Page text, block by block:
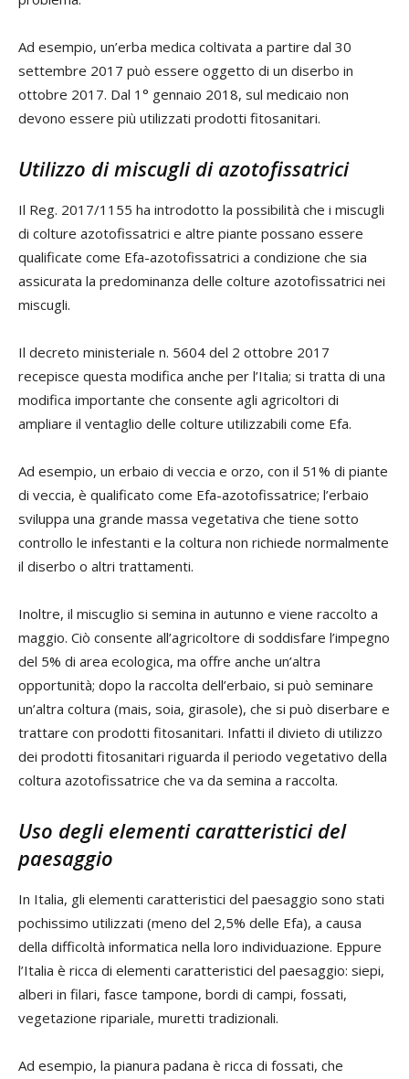
Ad esempio, un’erba medica coltivata a partire dal 30
settembre 2017 può essere oggetto di un diserbo in
ottobre 2017. Dal 1° gennaio 2018, sul medicaio non
devono essere più utilizzati prodotti fitosanitari.
Utilizzo di miscugli di azotofissatrici
Il Reg. 2017/1155 ha introdotto la possibilità che i miscugli
di colture azotofissatrici e altre piante possano essere
qualificate come Efa-azotofissatrici a condizione che sia
assicurata la predominanza delle colture azotofissatrici nei
miscugli.
Il decreto ministeriale n. 5604 del 2 ottobre 2017
recepisce questa modifica anche per l’Italia; si tratta di una
modifica importante che consente agli agricoltori di
ampliare il ventaglio delle colture utilizzabili come Efa.
Ad esempio, un erbaio di veccia e orzo, con il 51% di piante
di veccia, è qualificato come Efa-azotofissatrice; l’erbaio
sviluppa una grande massa vegetativa che tiene sotto
controllo le infestanti e la coltura non richiede normalmente
il diserbo o altri trattamenti.
Inoltre, il miscuglio si semina in autunno e viene raccolto a
maggio. Ciò consente all’agricoltore di soddisfare l’impegno
del 5% di area ecologica, ma offre anche un’altra
opportunità; dopo la raccolta dell’erbaio, si può seminare
un’altra coltura (mais, soia, girasole), che si può diserbare e
trattare con prodotti fitosanitari. Infatti il divieto di utilizzo
dei prodotti fitosanitari riguarda il periodo vegetativo della
coltura azotofissatrice che va da semina a raccolta.
Uso degli elementi caratteristici del
paesaggio
In Italia, gli elementi caratteristici del paesaggio sono stati
pochissimo utilizzati (meno del 2,5% delle Efa), a causa
della difficoltà informatica nella loro individuazione. Eppure
l’Italia è ricca di elementi caratteristici del paesaggio: siepi,
alberi in filari, fasce tampone, bordi di campi, fossati,
vegetazione ripariale, muretti tradizionali.
Ad esempio, la pianura padana è ricca di fossati, che